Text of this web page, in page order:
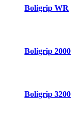
Boligrip WR
Boligrip 2000
Boligrip 3200